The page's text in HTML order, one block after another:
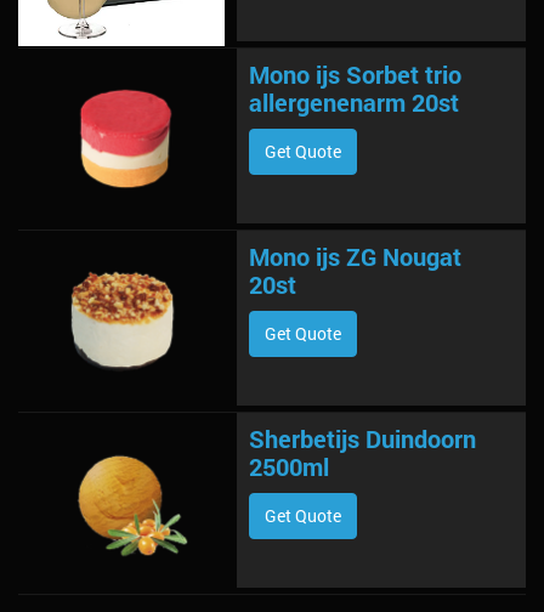
Mono ijs Sorbet trio
allergenenarm 20st
Get Quote
Mono ijs ZG Nougat
20st
Get Quote
Sherbetijs Duindoorn
2500ml
Get Quote